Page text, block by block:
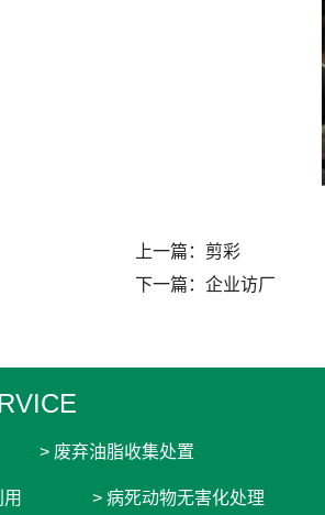
上一篇： 剪彩
下一篇： 企业访厂
> 废弃油脂收集处置
> 病死动物无害化处理